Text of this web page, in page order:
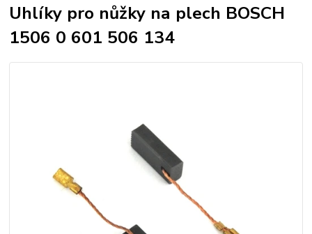
Uhlíky pro nůžky na plech BOSCH
1506 0 601 506 134